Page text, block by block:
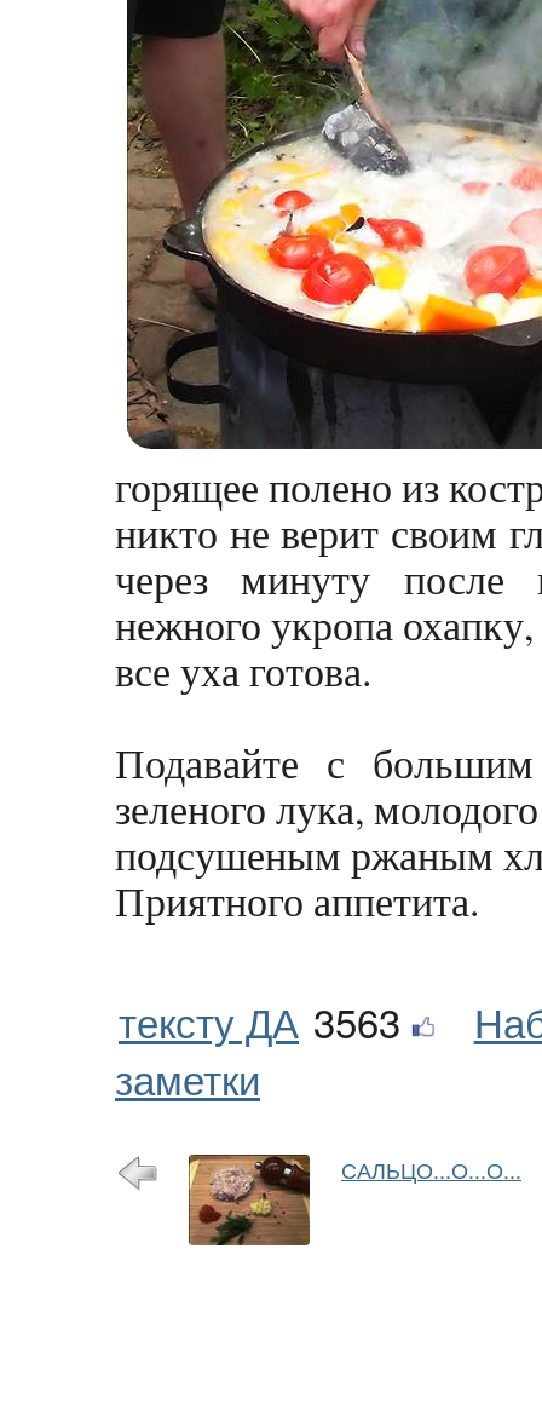
горящее полено из
никто не верит своим
через минуту после
нежного укропа охапку,
все уха готова.
Подавайте с большим
зеленого лука,
подсушеным ржаным
Приятного аппетита.
тексту ДА 3563
заметки
САЛЬЦО...О...О...